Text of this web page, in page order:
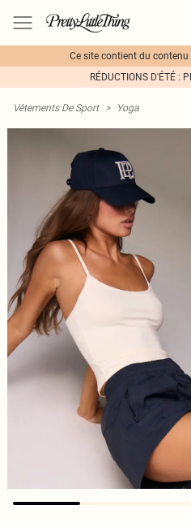
Ce site contient du
RÉDUCTIONS D'ÉTÉ :
Vêtements De Sport > Yoga